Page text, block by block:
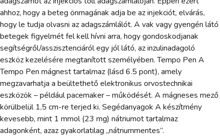
ahhoz, hogy a beteg önmagának adja be az injekciót, elvárás,
hogy le tudja olvasni az adagszámlálót. A vak vagy gyengén látó
betegek figyelmét fel kell hívni arra, hogy gondoskodjanak
segítségről/asszisztenciáról egy jól látó, az inzulinadagoló
eszköz kezelésére megtanított személyében. Tempo Pen A
Tempo Pen mágnest tartalmaz (lásd 6.5 pont), amely
megzavarhatja a beültethető elektronikus orvostechnikai
eszközök – például pacemaker – működését. A mágneses mező
körülbelül 1,5 cm-re terjed ki. Segédanyagok A készítmény
kevesebb, mint 1 mmol (23 mg) nátriumot tartalmaz
adagonként, azaz gyakorlatilag „nátriummentes”.